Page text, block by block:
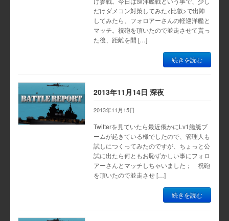
だけダメコン対策してみた<比叡>で出陣
してみたら、フォロアーさんの軽巡洋艦と
マッチ。祝砲を頂いたので並走させて貰っ
た後、距離を開 […]
続きを読む
2013年11月14日 深夜
2013年11月15日
Twitterを見ていたら最近俄かにLv1艦艇ブ
ームが起きている様でしたので、管理人も
試しにつくってみたのですが、ちょっと公
試に出たら何ともお恥ずかしい事にフォロ
アーさんとマッチしちゃいました； 祝砲
を頂いたので並走させ […]
続きを読む